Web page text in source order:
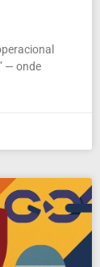
— onde